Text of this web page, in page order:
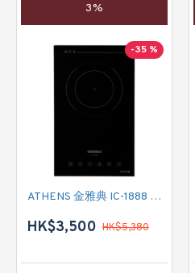
3%
-35 %
ATHENS 金雅典 IC-1888 單頭電磁爐
HK$3,500 HK$5,380